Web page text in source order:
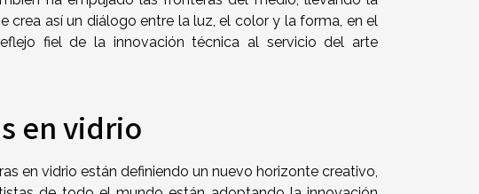
crea así un diálogo entre la luz, el color y la forma, en el
fiel de la innovación técnica al servicio del arte
en vidrio
en vidrio están definiendo un nuevo horizonte creativo,